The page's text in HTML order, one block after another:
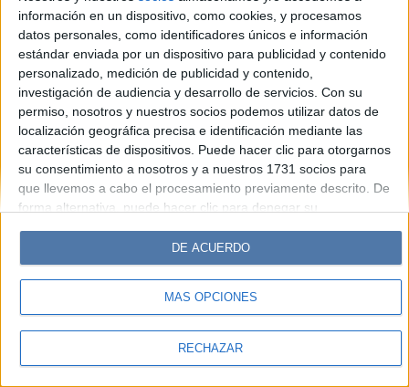
información en un dispositivo, como cookies, y procesamos
datos personales, como identificadores únicos e información
estándar enviada por un dispositivo para publicidad y contenido
personalizado, medición de publicidad y contenido,
investigación de audiencia y desarrollo de servicios. Con su
permiso, nosotros y nuestros socios podemos utilizar datos de
localización geográfica precisa e identificación mediante las
características de dispositivos. Puede hacer clic para otorgarnos
su consentimiento a nosotros y a nuestros 1731 socios para
que llevemos a cabo el procesamiento previamente descrito. De
forma alternativa, puede hacer clic para denegar su
cambiar sus preferencias antes de otorgar su consentimiento.
Tenga en cuenta que algún procesamiento de sus datos
personales puede no requerir de su consentimiento, pero usted
tiene el derecho de rechazar tal procesamiento. Sus
sus preferencias o retirar su consentimiento en cualquier
MÁS OPCIONES
RECHAZAR
DE ACUERDO
Look
Luz Mía Lunateen Break BATimes
© Perfil.com 2006-2019 - Todos los derechos reservados
Registro de Propiedad Intelectual: Nro. 5346433